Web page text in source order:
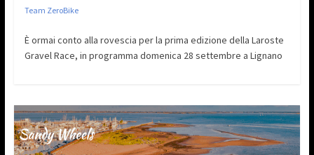
Team ZeroBike
È ormai conto alla rovescia per la prima edizione della Laroste
Gravel Race, in programma domenica 28 settembre a Lignano